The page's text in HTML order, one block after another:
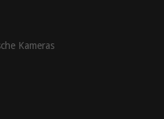
Kameras